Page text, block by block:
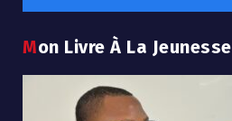
Mon Livre À La Jeunesse